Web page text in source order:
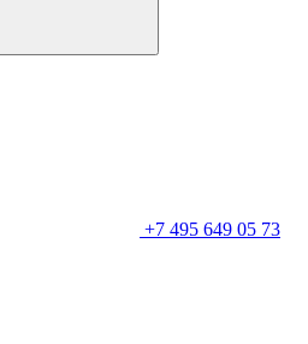
+7 495 649 05 73